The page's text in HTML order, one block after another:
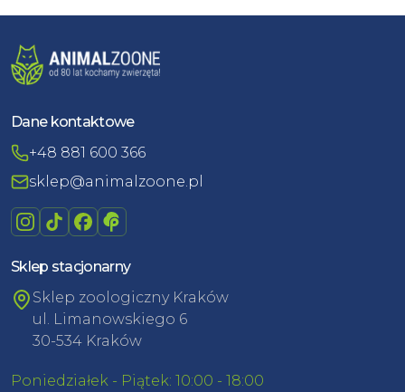
Dane kontaktowe
+48 881 600 366
sklep@animalzoone.pl
Sklep stacjonarny
Sklep zoologiczny Kraków
ul. Limanowskiego 6
30-534 Kraków
Poniedziałek - Piątek: 10:00 - 18:00